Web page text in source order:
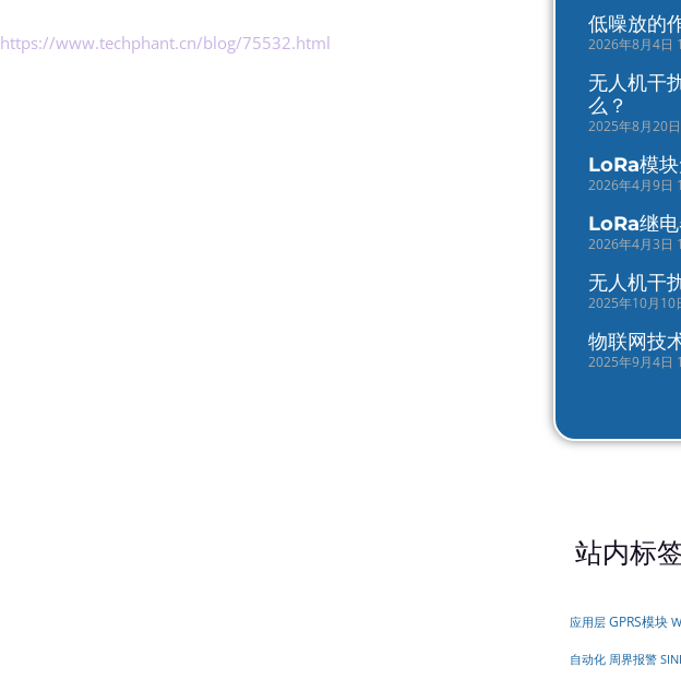
https://www.techphant.cn/blog/75532.html
低噪放的
2026年8月4日
无人机干
么？
2025年8月20
LoRa模
2026年4月9日
LoRa继
2026年4月3日
无人机干
2025年10月10
物联网技
2025年9月4日
站内标
应用层 GPRS模块
自动化 周界报警